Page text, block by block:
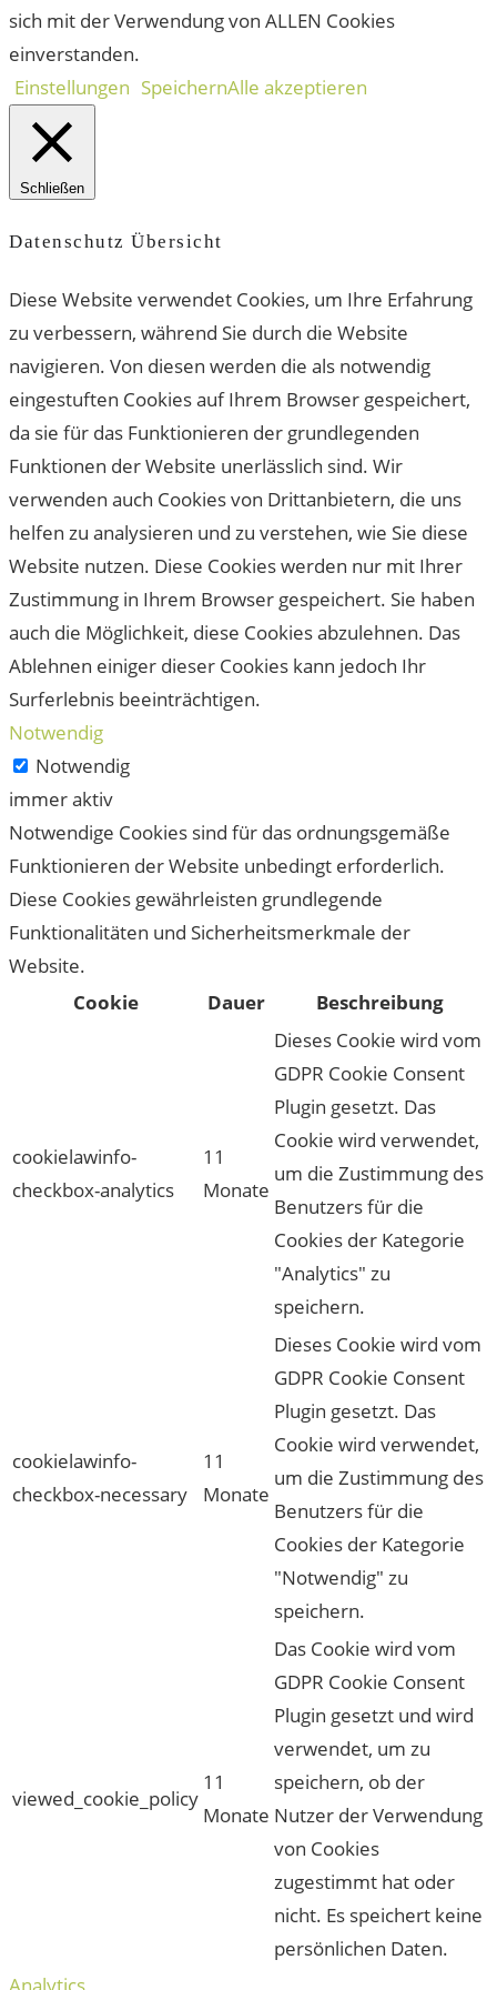
sich mit der Verwendung von ALLEN Cookies
einverstanden.
Einstellungen SpeichernAlle akzeptieren
Schließen
Datenschutz Übersicht
Diese Website verwendet Cookies, um Ihre Erfahrung
zu verbessern, während Sie durch die Website
navigieren. Von diesen werden die als notwendig
eingestuften Cookies auf Ihrem Browser gespeichert,
da sie für das Funktionieren der grundlegenden
Funktionen der Website unerlässlich sind. Wir
verwenden auch Cookies von Drittanbietern, die uns
helfen zu analysieren und zu verstehen, wie Sie diese
Website nutzen. Diese Cookies werden nur mit Ihrer
Zustimmung in Ihrem Browser gespeichert. Sie haben
auch die Möglichkeit, diese Cookies abzulehnen. Das
Ablehnen einiger dieser Cookies kann jedoch Ihr
Surferlebnis beeinträchtigen.
Notwendig
Notwendig
immer aktiv
Notwendige Cookies sind für das ordnungsgemäße
Funktionieren der Website unbedingt erforderlich.
Diese Cookies gewährleisten grundlegende
Funktionalitäten und Sicherheitsmerkmale der
Website.
Cookie
Dauer Beschreibung
cookielawinfo-
checkbox-analytics
11
Monate
Dieses Cookie wird vom
GDPR Cookie Consent
Plugin gesetzt. Das
Cookie wird verwendet,
um die Zustimmung des
Benutzers für die
Cookies der Kategorie
"Analytics" zu
speichern.
cookielawinfo-
checkbox-necessary
11
Monate
Dieses Cookie wird vom
GDPR Cookie Consent
Plugin gesetzt. Das
Cookie wird verwendet,
um die Zustimmung des
Benutzers für die
Cookies der Kategorie
"Notwendig" zu
speichern.
viewed_cookie_policy
11
Monate
Das Cookie wird vom
GDPR Cookie Consent
Plugin gesetzt und wird
verwendet, um zu
speichern, ob der
Nutzer der Verwendung
von Cookies
zugestimmt hat oder
nicht. Es speichert keine
persönlichen Daten.